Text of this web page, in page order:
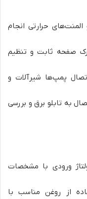
المنت‌های حرارتی انجام
صفحه ثابت و تنظیم
پمپ‌ها شیرآلات و
به تابلو برق و بررسی
ورودی با مشخصات
از روغن مناسب با